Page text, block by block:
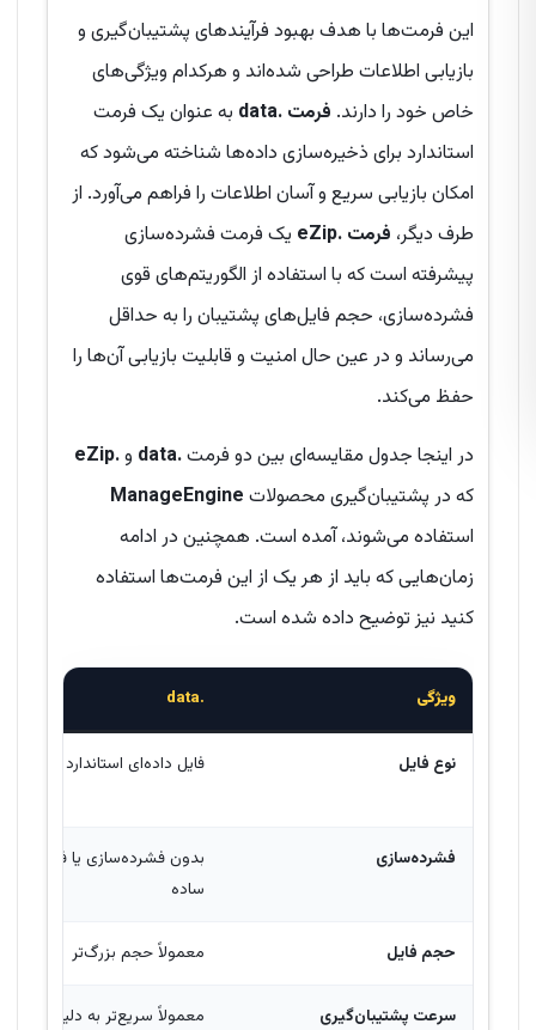
این فرمت‌ها با هدف بهبود فرآیندهای پشتیبان‌گیری و
بازیابی اطلاعات طراحی شده‌اند و هرکدام ویژگی‌های
خاص خود را دارند. فرمت .data
به عنوان یک فرمت
استاندارد برای ذخیره‌سازی داده‌ها شناخته می‌شود که
امکان بازیابی سریع و آسان اطلاعات را فراهم می‌آورد. از
طرف دیگر، فرمت .eZip
یک فرمت فشرده‌سازی
پیشرفته است که با استفاده از الگوریتم‌های قوی
فشرده‌سازی، حجم فایل‌های پشتیبان را به حداقل
می‌رساند و در عین حال امنیت و قابلیت بازیابی آن‌ها را
حفظ می‌کند.
در اینجا جدول مقایسه‌ای بین دو فرمت.data و.eZip
که در پشتیبان‌گیری محصولات ManageEngine
استفاده می‌شوند، آمده است. همچنین در ادامه
زمان‌هایی که باید از هر یک از این فرمت‌ها استفاده
کنید نیز توضیح داده شده است.
ویژگی .data
نوع فایل فایل داده‌ای استاندارد
فشرده‌سازی
بدون فشرده‌سازی یا
ساده
حجم فایل معمولاً حجم بزرگ‌تر
سرعت پشتیبان‌گیری
معمولاً سریع‌تر به دلیل نبود